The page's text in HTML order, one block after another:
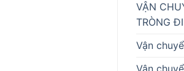
VẬN
TRÒNG
Vận
Vận